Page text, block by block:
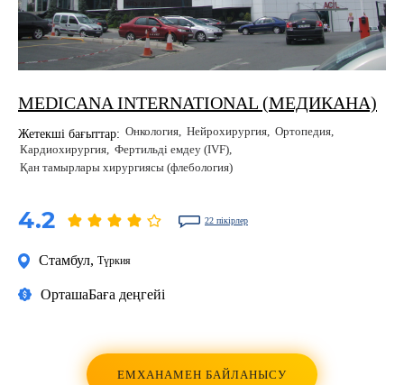
MEDICANA INTERNATIONAL (МЕДИКАНА)
Жетекші бағыттар: Онкология Нейрохирургия Ортопедия
Кардиохирургия Фертильді емдеу (IVF)
Қан тамырлары хирургиясы (флебология)
4.2 22 пікірлер
Стамбул, Түркия
ОрташаБаға деңгейі
ЕМХАНАМЕН БАЙЛАНЫСУ